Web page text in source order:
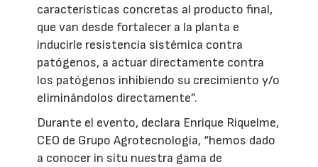
características concretas al producto final,
que van desde fortalecer a la planta e
inducirle resistencia sistémica contra
patógenos, a actuar directamente contra
los patógenos inhibiendo su crecimiento y/o
eliminándolos directamente”.
Durante el evento, declara Enrique Riquelme,
CEO de Grupo Agrotecnología, “hemos dado
a conocer in situ nuestra gama de